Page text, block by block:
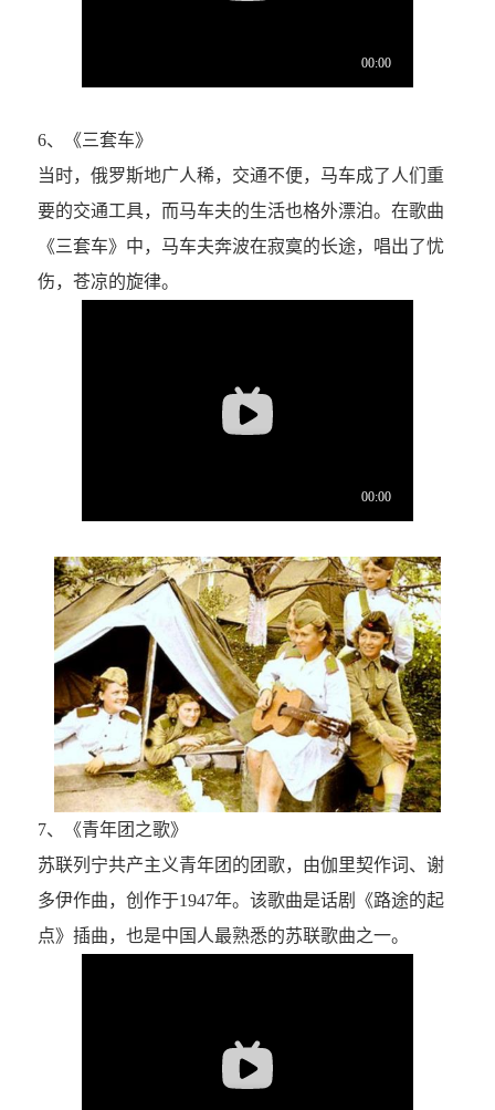
6、《三套车》
当时，俄罗斯地广人稀，交通不便，马车成了人们重
要的交通工具，而马车夫的生活也格外漂泊。在歌曲
《三套车》中，马车夫奔波在寂寞的长途，唱出了忧
伤，苍凉的旋律。
7、《青年团之歌》
苏联列宁共产主义青年团的团歌，由伽里契作词、谢
多伊作曲，创作于1947年。该歌曲是话剧《路途的起
点》插曲，也是中国人最熟悉的苏联歌曲之一。